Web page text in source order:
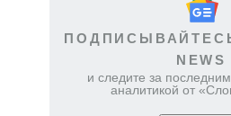
ПОДПИСЫВАЙТЕСЬ
NEWS
и следите за
аналитикой от